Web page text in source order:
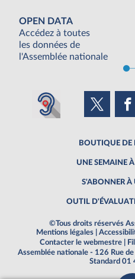
OPEN DATA
Accédez à toutes
les données de
l'Assemblée nationale
BOUTIQUE DE
UNE SEMAINE À
S'ABONNER À
OUTIL
©Tous droits réservés
Mentions légales
Contacter le webmestre
Assemblée nationale - 126 Rue
Standard 01